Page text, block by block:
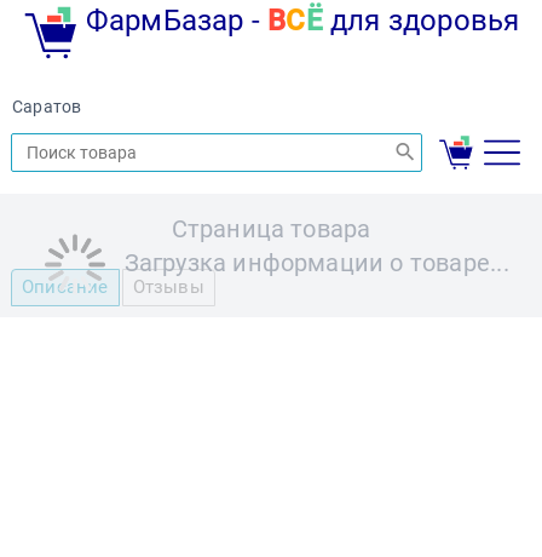
ФармБазар - ВС Ёдля здоровья
Саратов
Загрузка информации о товаре...
Страница товара
Описание Отзывы